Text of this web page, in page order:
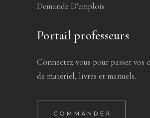
Demande D’emplois
Portail professeurs
Connectez-vous pour passer vos
de matériel, livres et manuels.
COMMANDER